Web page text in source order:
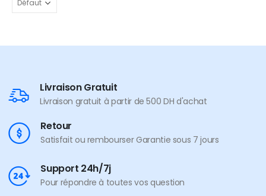
Livraison Gratuit
Livraison gratuit à partir de 500 DH d'achat
Retour
Satisfait ou rembourser Garantie sous 7 jours
Support 24h/7j
Pour répondre à toutes vos question